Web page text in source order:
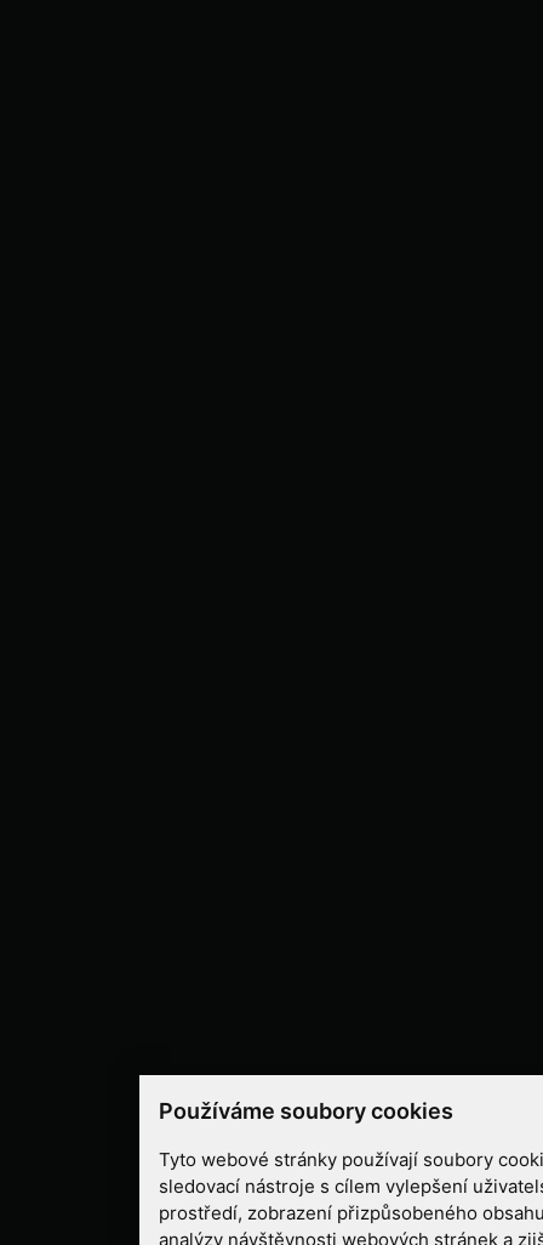
Používáme soubory cookies
Tyto webové stránky používají soubory
sledovací nástroje s cílem vylepšení
prostředí, zobrazení přizpůsobeného
analýzy návštěvnosti webových stránek a